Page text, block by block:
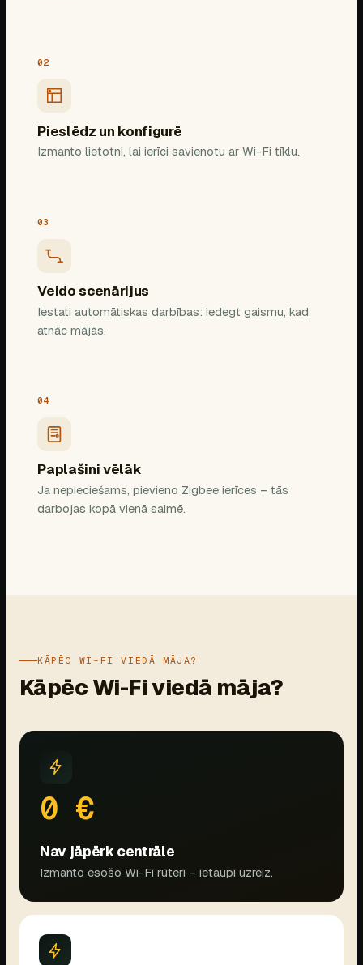
02
Pieslēdz un konfigurē
Izmanto lietotni, lai ierīci savienotu ar Wi-Fi tīklu.
03
Veido scenārijus
Iestati automātiskas darbības: iedegt gaismu, kad
atnāc mājās.
04
Paplašini vēlāk
Ja nepieciešams, pievieno Zigbee ierīces – tās
darbojas kopā vienā saimē.
KĀPĒC WI-FI VIEDĀ MĀJA?
Kāpēc Wi-Fi viedā māja?
0 €
Nav jāpērk centrāle
Izmanto esošo Wi-Fi rūteri – ietaupi uzreiz.